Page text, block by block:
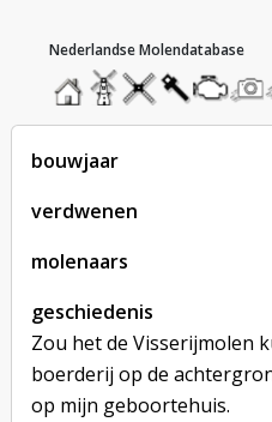
homemolendatabase
roedendatabase
assendatabase
stuur
een
foto
bouwjaar
verdwenen
molenaars
geschiedenis
Zou het de Visserijmolen
boerderij op de
op mijn geboortehuis.